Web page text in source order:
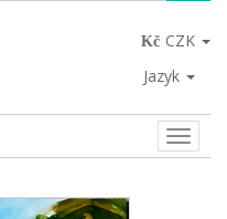
CZK
Jazyk
Toggle